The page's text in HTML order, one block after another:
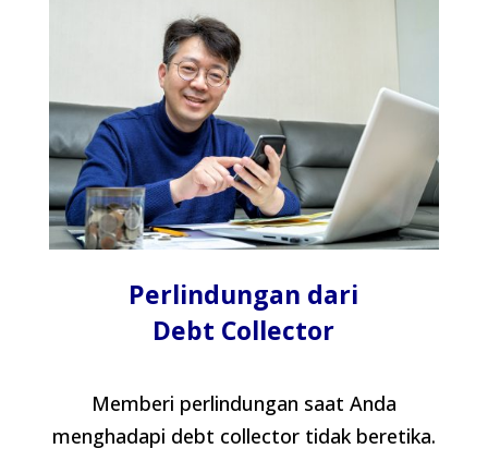
Perlindungan dari
Debt Collector
Memberi perlindungan saat Anda
menghadapi debt collector tidak beretika.